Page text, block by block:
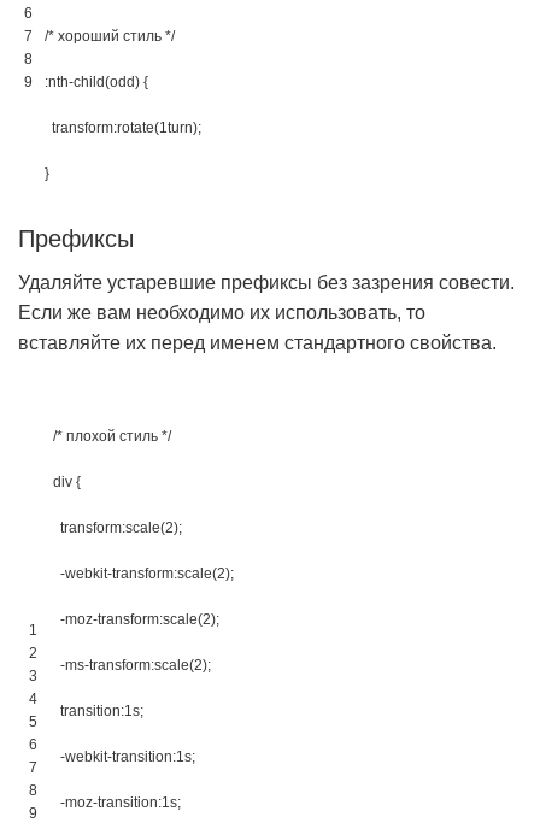
6
7
8
9
/* хороший стиль */
:nth-child(odd) {
transform:rotate(1turn);
}
Префиксы
Удаляйте устаревшие префиксы без зазрения совести.
Если же вам необходимо их использовать, то
вставляйте их перед именем стандартного свойства.
1
2
3
4
5
6
7
8
9
/* плохой стиль */
div {
transform:scale(2);
-webkit-transform:scale(2);
-moz-transform:scale(2);
-ms-transform:scale(2);
transition:1s;
-webkit-transition:1s;
-moz-transition:1s;